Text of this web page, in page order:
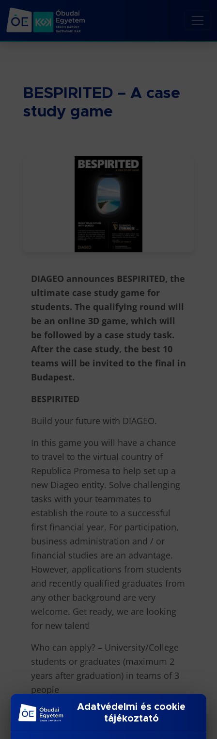
BESPIRITED – A case
study game
DIAGEO announces BESPIRITED, the
ultimate case study game for
students. The qualifying round will
be an online 3D game, which will
be followed by a case study task.
After the case study, the best 10
teams will be invited to the final in
Budapest.
BESPIRITED
Build your future with DIAGEO.
In this game you will have a chance
to travel to the virtual country of
Republica Promesa to help set up a
new Diageo entity. Solve challenging
tasks with your teammates to
establish the route to a successful
first financial year. For participation,
business administration and / or
financial studies are an advantage.
However, applications from students
and recently qualified graduates from
any other background are very
welcome. Get ready, we are looking
for new talent!
Who can apply? – University/College
students or graduates (maximum 2
years after graduation) in teams of 3
people
What are the tasks? – First, enter a
fun online game with creative and
professional tasks. The best 30 teams
Adatvédelmi és cookie
tájékoztató